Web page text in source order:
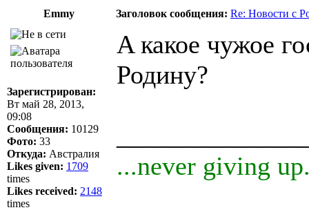
Emmy
Заголовок сообщения: Re: Новости с
Зарегистрирован:
Вт май 28, 2013,
09:08
Сообщения: 10129
Фото: 33
Откуда: Австралия
Likes given: 1709
times
Likes received: 2148
times
A какое чужое
Родину?
...never giving